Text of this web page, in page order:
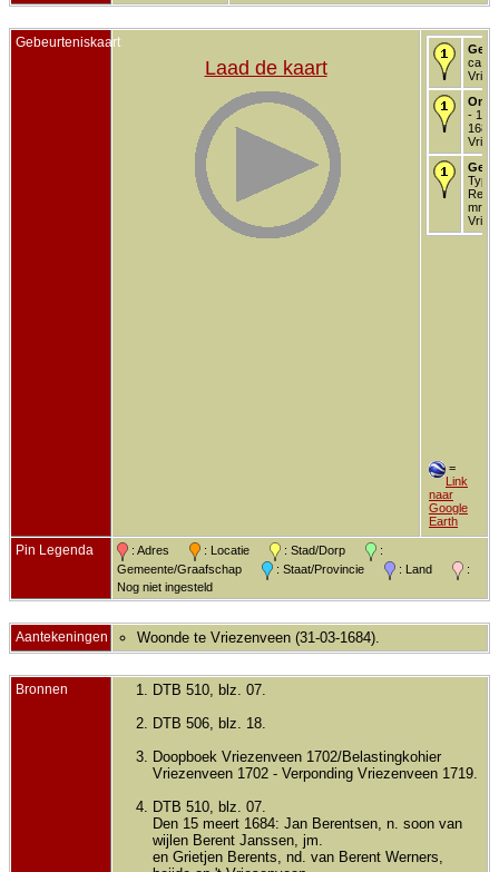
Gebeurteniskaart
Laad de kaart
ca.
- 15
1684
mrt
=
Link
naar
Google
Earth
Pin Legenda : Adres : Locatie : Stad/Dorp
:
Gemeente/Graafschap
: Staat/Provincie : Land
:
Nog niet ingesteld
Aantekeningen Woonde te Vriezenveen (31-03-1684).
Bronnen
DTB 510, blz. 07.
DTB 506, blz. 18.
Doopboek Vriezenveen 1702/Belastingkohier
Vriezenveen 1702 - Verponding Vriezenveen 1719.
DTB 510, blz. 07.
Den 15 meert 1684: Jan Berentsen, n. soon van
wijlen Berent Janssen, jm.
en Grietjen Berents, nd. van Berent Werners,